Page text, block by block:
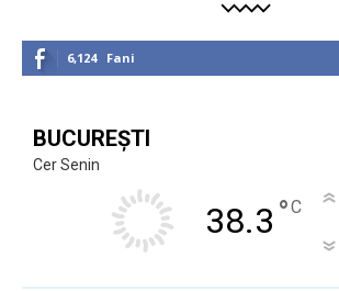
6,124 Fani
BUCUREȘTI
Cer Senin
38.3 °C